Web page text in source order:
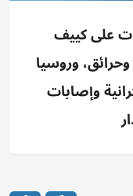
على كييف
وروسيا
أوكرانية وإصابات